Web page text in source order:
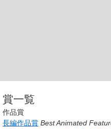
賞一覧
作品賞
長編作品賞 Best Animated